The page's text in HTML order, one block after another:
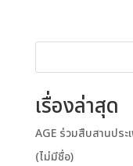
เรื่องล่าสุด
AGE ร่วมสืบสานปร
(ไม่มีชื่อ)